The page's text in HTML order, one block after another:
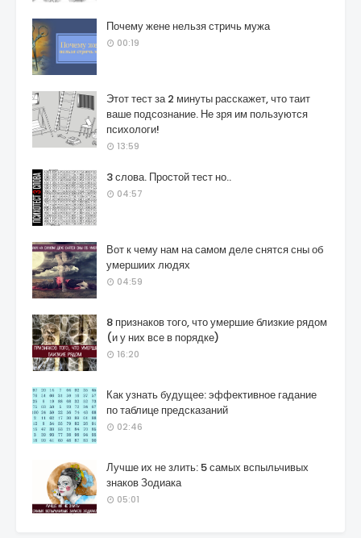
Почему жене нельзя стричь мужа
00:19
Этот тест за 2 минуты расскажет, что таит
ваше подсознание. Не зря им пользуются
психологи!
13:59
3 слова. Простой тест но..
04:57
Вот к чему нам на самом деле снятся сны об
умершиих людях
04:59
8 признаков того, что умершие близкие рядом
(и у них все в порядке)
16:20
Как узнать будущее: эффективное гадание
по таблице предсказаний
02:46
Лучше их не злить: 5 самых вспыльчивых
знаков Зодиака
05:01